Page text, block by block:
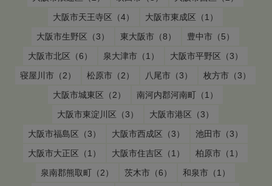
大阪市天王寺区（4）
大阪市東成区（1）
大阪市生野区（3）
東大阪市（8）
豊中市（5）
大阪市北区（6）
泉大津市（1）
大阪市平野区（3）
寝屋川市（2）
松原市（2） 八尾市（3）
枚方市（3）
大阪市城東区（2）
南河内郡河南町（1）
大阪市東淀川区（3）
大阪市港区（3）
大阪市福島区（3）
大阪市西成区（3）
池田市（3）
大阪市大正区（1）
大阪市住吉区（1）
柏原市（1）
泉南郡熊取町（2）
茨木市（6）
和泉市（1）